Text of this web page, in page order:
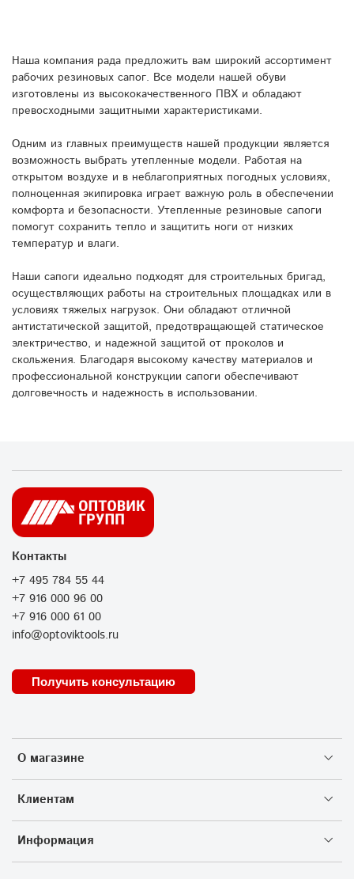
Наша компания рада предложить вам широкий ассортимент
рабочих резиновых сапог. Все модели нашей обуви
изготовлены из высококачественного ПВХ и обладают
превосходными защитными характеристиками.
Одним из главных преимуществ нашей продукции является
возможность выбрать утепленные модели. Работая на
открытом воздухе и в неблагоприятных погодных условиях,
полноценная экипировка играет важную роль в обеспечении
комфорта и безопасности. Утепленные резиновые сапоги
помогут сохранить тепло и защитить ноги от низких
температур и влаги.
Наши сапоги идеально подходят для строительных бригад,
осуществляющих работы на строительных площадках или в
условиях тяжелых нагрузок. Они обладают отличной
антистатической защитой, предотвращающей статическое
электричество, и надежной защитой от проколов и
скольжения. Благодаря высокому качеству материалов и
профессиональной конструкции сапоги обеспечивают
долговечность и надежность в использовании.
О магазине
Клиентам
Информация
Контакты
+7 495 784 55 44
+7 916 000 96 00
+7 916 000 61 00
info@optoviktools.ru
Получить консультацию